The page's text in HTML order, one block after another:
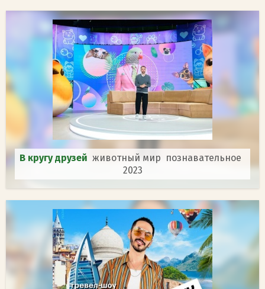
В кругу друзей животный мир познавательное
2023